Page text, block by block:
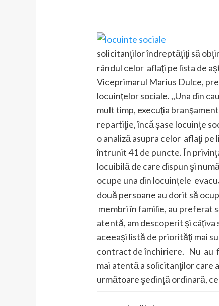
solicitanţilor îndreptăţiţi să
rândul celor aflaţi pe lista de
Viceprimarul Marius Dulce,
locuinţelor sociale. ,,Una din
mult timp, execuţia
repartiţie, încă şase locuinţe
o analiză asupra celor aflaţi
întrunit 41 de puncte. În
locuibilă de care dispun şi
ocupe una din locuinţele
două persoane au dorit să
membri în familie, au preferat
atentă, am descoperit şi
aceeaşi listă de priorităţi mai
contract de închiriere. Nu au
mai atentă a solicitanţilor care
următoare şedinţă ordinară,